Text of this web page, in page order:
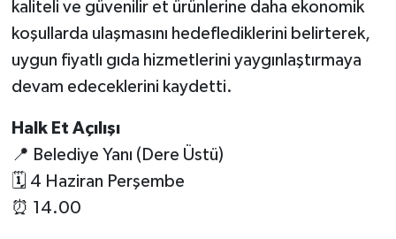
kaliteli ve güvenilir et ürünlerine daha ekonomik
koşullarda ulaşmasını hedeflediklerini belirterek,
uygun fiyatlı gıda hizmetlerini yaygınlaştırmaya
devam edeceklerini kaydetti.
Halk Et Açılışı
📍 Belediye Yanı (Dere Üstü)
🗓️ 4 Haziran Perşembe
⏰ 14.00